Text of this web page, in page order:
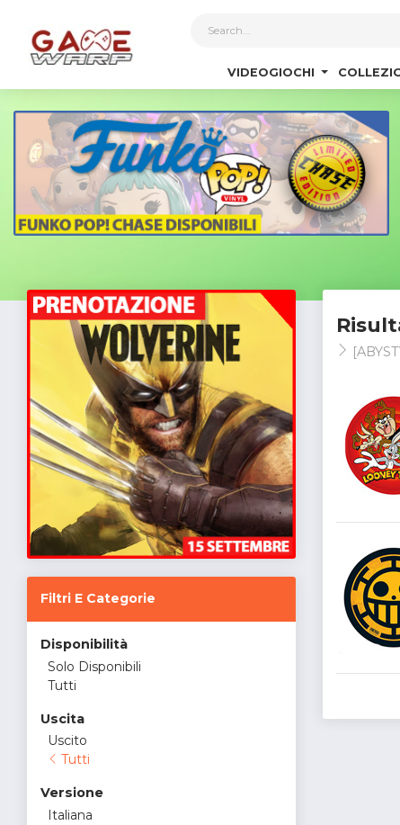
VIDEOGIOCHI
Filtri E Categorie
Disponibilità
Solo Disponibili
Tutti
Uscita
Uscito
Tutti
Versione
Italiana